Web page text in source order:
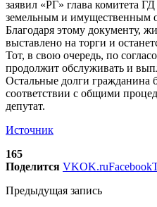
заявил «РГ» глава комитета
земельным и имущественным
Благодаря этому документу,
выставлено на торги и
Тот, в свою очередь, по
продолжит обслуживать и
Остальные долги гражданина
соответствии с общими
депутат.
Источник
165
Поделится VKOK.ruFacebook
Предыдущая запись